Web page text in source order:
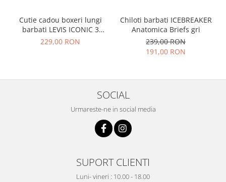
Cutie cadou boxeri lungi
barbati LEVIS ICONIC 3
perechi negru combo
229,00 RON
Chiloti barbati ICEBREAKER
Anatomica Briefs gri
239,00 RON
191,00 RON
SOCIAL
Urmareste-ne in social media
SUPORT CLIENTI
Luni- vineri : 10.00 - 18.00